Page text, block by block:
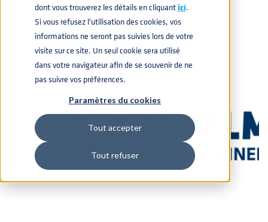
dont vous trouverez les détails en cliquanticí.
Si vous refusez l'utilisation des cookies, vos
informations ne seront pas suivies lors de votre
visite sur ce site. Un seul cookie sera utilisé
dans votre navigateur afin de se souvenir de ne
pas suivre vos préférences.
Paramètres du cookies
Tout accepter
Tout refuser